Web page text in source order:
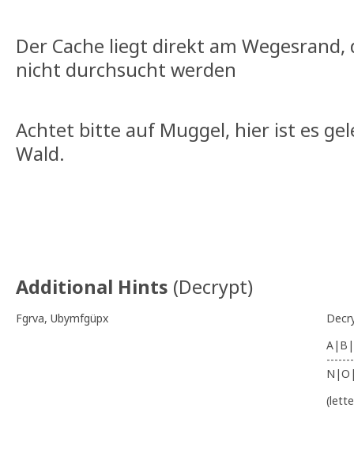
Der Cache liegt direkt am
nicht durchsucht werden
Achtet bitte auf Muggel, hier ist es
Wald.
Additional Hints (Decrypt)
Fgrva, Ubymfgüpx